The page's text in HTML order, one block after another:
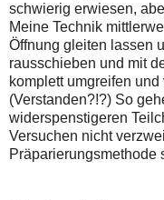
schwierig erwiesen,
Meine Technik
Öffnung gleiten lassen
rausschieben und mit
komplett umgreifen
(Verstanden?!?) So
widerspenstigeren
Versuchen nicht
Präparierungsmethode